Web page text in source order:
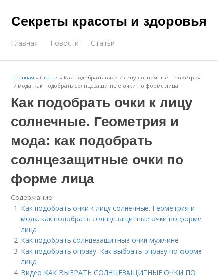
Секреты красоты и здоровья
Главная Новости Статьи
Главная » Статьи » Как подобрать очки к лицу солнечные. Геометрия
и мода: как подобрать солнцезащитные очки по форме лица
Как подобрать очки к лицу
солнечные. Геометрия и
мода: как подобрать
солнцезащитные очки по
форме лица
Содержание
Как подобрать очки к лицу солнечные. Геометрия и
мода: как подобрать солнцезащитные очки по форме
лица
Как подобрать солнцезащитные очки мужчине
Как подобрать оправу. Как выбрать оправу по форме
лица
Видео КАК ВЫБРАТЬ СОЛНЦЕЗАЩИТНЫЕ ОЧКИ ПО